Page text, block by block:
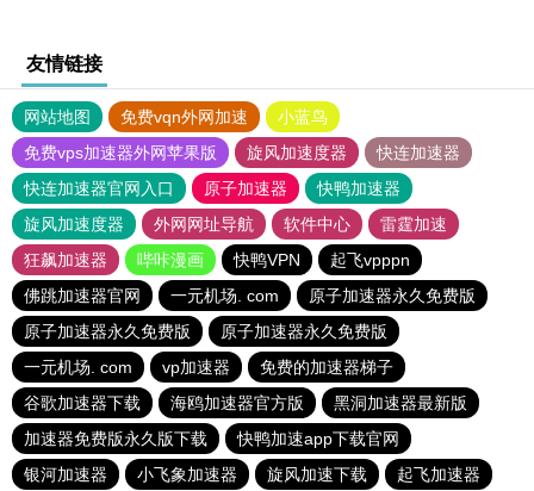
友情链接
网站地图 免费vqn外网加速
小蓝鸟
免费vps加速器外网苹果版
旋风加速度器
快连加速器
快连加速器官网入口
原子加速器
快鸭加速器
旋风加速度器
外网网址导航 软件中心
雷霆加速
狂飙加速器
哔咔漫画 快鸭VPN
起飞vpppn
佛跳加速器官网
一元机场. com
原子加速器永久免费版
原子加速器永久免费版
原子加速器永久免费版
一元机场. com
vp加速器
免费的加速器梯子
谷歌加速器下载
海鸥加速器官方版
黑洞加速器最新版
加速器免费版永久版下载
快鸭加速app下载官网
银河加速器
小飞象加速器 旋风加速下载 起飞加速器